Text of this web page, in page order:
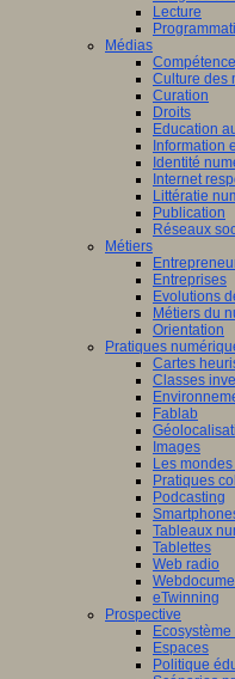
Lecture
Médias
Culture des
Curation
Droits
Education
Information
Identité
Internet
Littératie
Publication
Réseaux
Métiers
Entreprises
Evolutions
Métiers du
Orientation
Pratiques
Cartes
Classes
Fablab
Images
Les
Pratiques
Podcasting
Tableaux
Tablettes
Web radio
eTwinning
Prospective
Espaces
Politique